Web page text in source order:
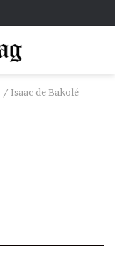
/ Isaac de Bakolé